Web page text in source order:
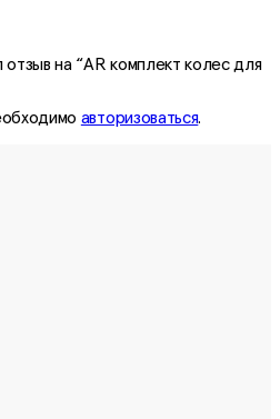
отзыв на “AR комплект колес для
авторизоваться.